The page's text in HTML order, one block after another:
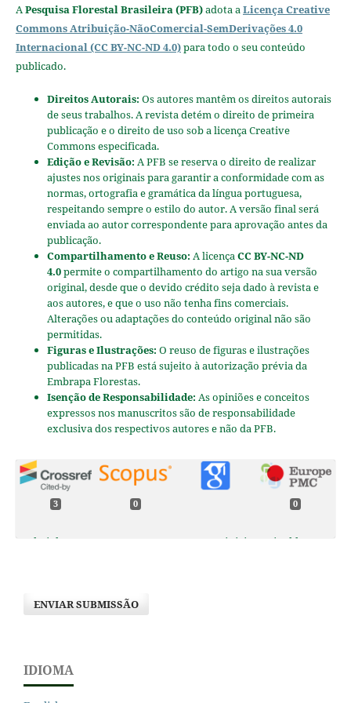
APesquisa Florestal Brasileira (PFB)adota aLicença Creative
Commons Atribuição-NãoComercial-SemDerivações 4.0
Internacional (CC BY-NC-ND 4.0)para todo o seu conteúdo
publicado.
Direitos Autorais: Os autores mantêm os direitos autorais
de seus trabalhos. A revista detém o direito de primeira
publicação e o direito de uso sob a licença Creative
Commons especificada.
Edição e Revisão: A PFB se reserva o direito de realizar
ajustes nos originais para garantir a conformidade com as
normas, ortografia e gramática da língua portuguesa,
respeitando sempre o estilo do autor. A versão final será
enviada ao autor correspondente para aprovação antes da
publicação.
Compartilhamento e Reuso: A licençaCC BY-NC-ND
4.0permite o compartilhamento do artigo na sua versão
original, desde que o devido crédito seja dado à revista e
aos autores, e que o uso não tenha fins comerciais.
Alterações ou adaptações do conteúdo original não são
permitidas.
Figuras e Ilustrações: O reuso de figuras e ilustrações
publicadas na PFB está sujeito à autorização prévia da
Embrapa Florestas.
Isenção de Responsabilidade: As opiniões e conceitos
expressos nos manuscritos são de responsabilidade
exclusiva dos respectivos autores e não da PFB.
3 0 0
Gabriel Soares Lopes Gomes, Marcos Vinicius Winckler
Angélica de Cássia Oliveira Carneiro, Mauro Valdir
Forests,55
10.1007/s11056-024-10065-7
ENVIAR SUBMISSÃO
IDIOMA